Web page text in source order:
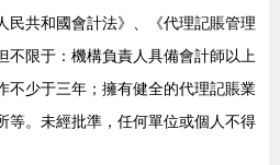
民共和國會計法》、《代理記賬管理
不限于：機構負責人具備會計師以上
不少于三年；擁有健全的代理記賬業
等。未經批準，任何單位或個人不得